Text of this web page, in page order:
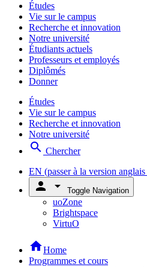
Études
Vie sur le campus
Recherche et innovation
Notre université
Étudiants actuels
Professeurs et employés
Diplômés
Donner
Études
Vie sur le campus
Recherche et innovation
Notre université
search Chercher
EN (passer à la version
person arrow_drop_down Toggle Navigation
uoZone
Brightspace
VirtuO
homeHome
Programmes et cours